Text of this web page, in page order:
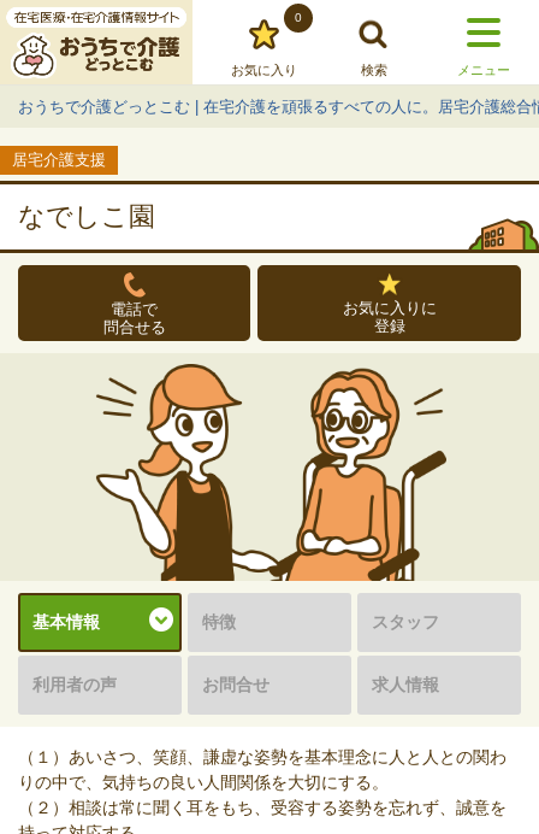
お気に入り
0
検索 メニュー
おうちで介護どっとこむ | 在宅介護を頑張るすべての人に。居宅介護総合
居宅介護支援
なでしこ園
電話で
問合せる
お気に入りに
登録
基本情報 特徴 スタッフ
利用者の声 お問合せ 求人情報
（１）あいさつ、笑顔、謙虚な姿勢を基本理念に人と人との関わ
りの中で、気持ちの良い人間関係を大切にする。
（２）相談は常に聞く耳をもち、受容する姿勢を忘れず、誠意を